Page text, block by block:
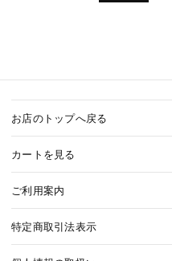
お店のトップへ戻る
カートを見る
ご利用案内
特定商取引法表示